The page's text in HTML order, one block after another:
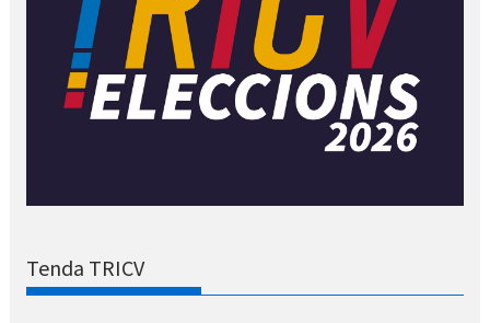
Tenda TRICV